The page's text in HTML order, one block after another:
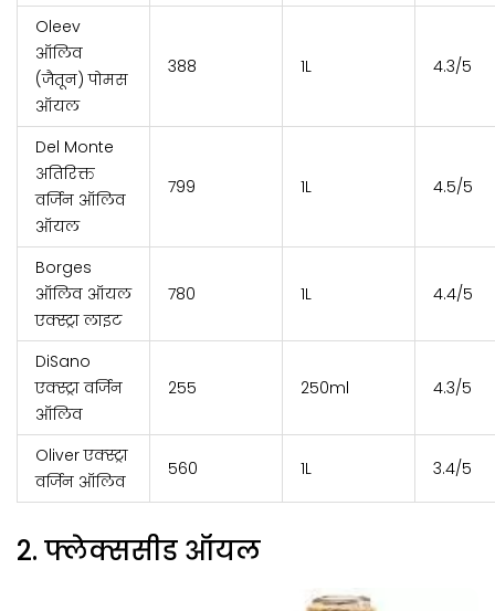
Oleev
ऑलिव
(जैतून) पोमस
ऑयल
₹388 1L 4.3/5
Del Monte
अतिरिक्त
वर्जिन ऑलिव
ऑयल
₹799 1L 4.5/5
Borges
ऑलिव ऑयल
एक्स्ट्रा लाइट
₹780 1L 4.4/5
DiSano
एक्स्ट्रा वर्जिन
ऑलिव
₹255 250ml 4.3/5
Oliver एक्स्ट्रा
वर्जिन ऑलिव
₹560 1L 3.4/5
2. फ्लेक्ससीड ऑयल